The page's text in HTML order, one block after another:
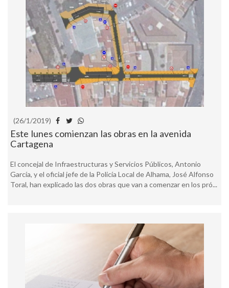
(26/1/2019)
Este lunes comienzan las obras en la avenida
Cartagena
El concejal de Infraestructuras y Servicios Públicos, Antonio
García, y el oficial jefe de la Policía Local de Alhama, José Alfonso
Toral, han explicado las dos obras que van a comenzar en los pró...